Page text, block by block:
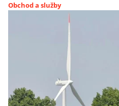
Obchod a služby